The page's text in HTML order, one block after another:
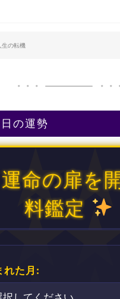
生の転機
の運勢
運命の扉を
料鑑定
れた月: